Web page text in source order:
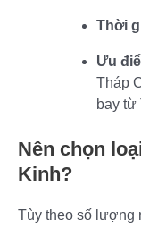
Thời
Ưu
Tháp
bay
Nên chọn
Kinh?
Tùy theo số lượng